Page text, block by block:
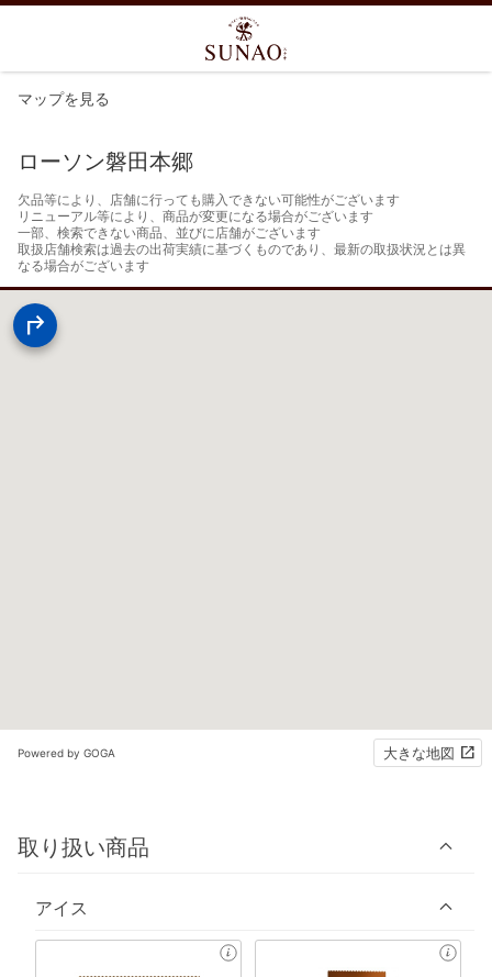
マップを見る
ローソン磐田本郷
欠品等により、店舗に行っても購入できない可能性がございます
リニューアル等により、商品が変更になる場合がございます
一部、検索できない商品、並びに店舗がございます
取扱店舗検索は過去の出荷実績に基づくものであり、最新の取扱状況とは異
なる場合がございます
Powered by GOGA 大きな地図
取り扱い商品
アイス